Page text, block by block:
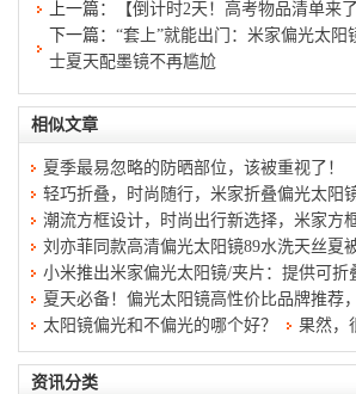
上一篇：
【倒计时2天！高考物品清单来了
下一篇： “套上”就能出门：米家偏光太阳
士夏天配墨镜不再尴尬
相似文章
夏季最易忽略的防晒部位，该被重视了！
轻巧折叠，时尚随行，米家折叠偏光太阳
潮流方框设计，时尚出行新选择，米家方
刘亦菲同款高清偏光太阳镜89水洗天丝夏
小米推出米家偏光太阳镜/夹片：提供可折
夏天必备！偏光太阳镜高性价比品牌推荐
太阳镜偏光和不偏光的哪个好？
果然，
资讯分类